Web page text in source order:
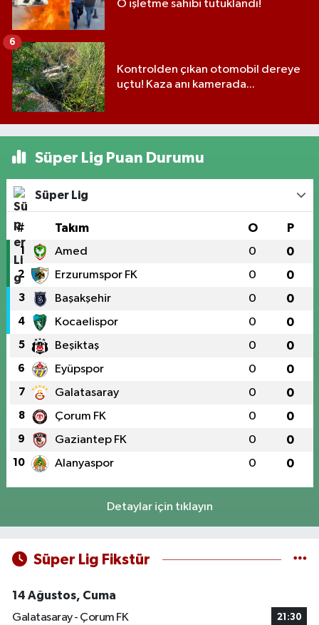
O işletme sahibi tutuklandı!
Kontrolden çıkan otomobil dereye
uçtu! Kaza anı kamerada...
6
Süper Lig Puan Durumu
Süper Lig
# Takım O P
1 Amed 0 0
2 Erzurumspor FK 0 0
3 Başakşehir 0 0
4 Kocaelispor 0 0
5 Beşiktaş 0 0
6 Eyüpspor 0 0
7 Galatasaray 0 0
8 Çorum FK 0 0
9 Gaziantep FK 0 0
10 Alanyaspor 0 0
Detaylar için tıklayın
Süper Lig Fikstür
14 Ağustos, Cuma
Galatasaray - Çorum FK
21:30